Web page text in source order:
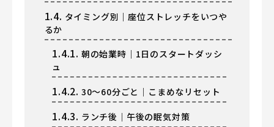
1.4. タイミング別｜座位ストレッチをいつや
るか
1.4.1. 朝の始業時｜1日のスタートダッシ
ュ
1.4.2. 30〜60分ごと｜こまめなリセット
1.4.3. ランチ後｜午後の眠気対策